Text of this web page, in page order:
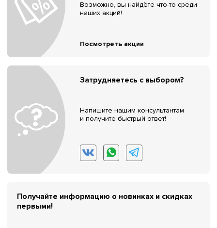
Возможно, вы найдёте что-то среди
наших акций!
Посмотреть акции
Затрудняетесь с выбором?
Напишите нашим консультантам
и получите быстрый ответ!
Получайте информацию о новинках и скидках
первыми!